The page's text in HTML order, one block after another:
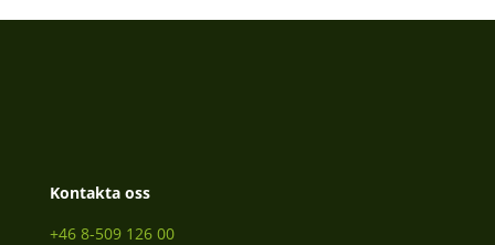
Kontakta oss
+46 8-509 126 00